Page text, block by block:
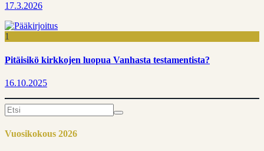
17.3.2026
1
Pitäisikö kirkkojen luopua Vanhasta testamentista?
16.10.2025
Search
for:
Vuosikokous 2026